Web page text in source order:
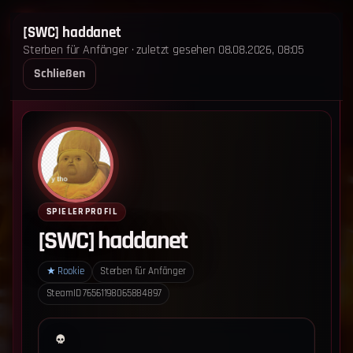
STERBEN FÜR ANFÄNGER
STARTSEITE
ANKÜNDIGUNGEN
LOGIN
‹ Zurück zum Leaderboard
[SWC] haddanet
Sterben für Anfänger · zuletzt gesehen 08.08.2026, 08:05
Schließen
SPIELERPROFIL
[SWC] haddanet
★ Rookie
Sterben für Anfänger
SteamID76561198065884897
ImpressumDatenschutz
Cookie-Einstellungen
Sterben für Anfänger - Alle Rechte vorbehalten.
Datenschutz-Einstellungen